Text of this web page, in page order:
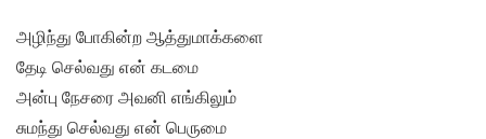
அழிந்து போகின்ற ஆத்துமாக்களை
தேடி செல்வது என் கடமை
அன்பு நேசரை அவனி எங்கிலும்
சுமந்து செல்வது என் பெருமை